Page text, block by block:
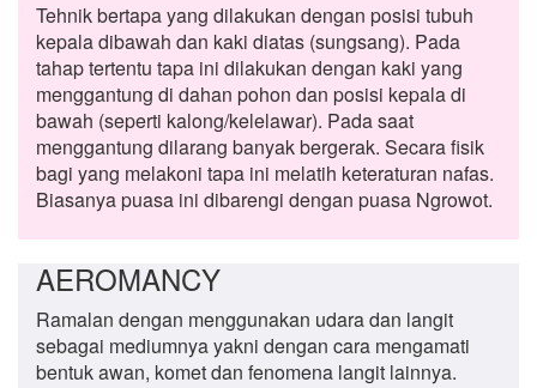
Tehnik bertapa yang dilakukan dengan posisi tubuh
kepala dibawah dan kaki diatas (sungsang). Pada
tahap tertentu tapa ini dilakukan dengan kaki yang
menggantung di dahan pohon dan posisi kepala di
bawah (seperti kalong/kelelawar). Pada saat
menggantung dilarang banyak bergerak. Secara fisik
bagi yang melakoni tapa ini melatih keteraturan nafas.
Biasanya puasa ini dibarengi dengan puasa Ngrowot.
AEROMANCY
Ramalan dengan menggunakan udara dan langit
sebagai mediumnya yakni dengan cara mengamati
bentuk awan, komet dan fenomena langit lainnya.